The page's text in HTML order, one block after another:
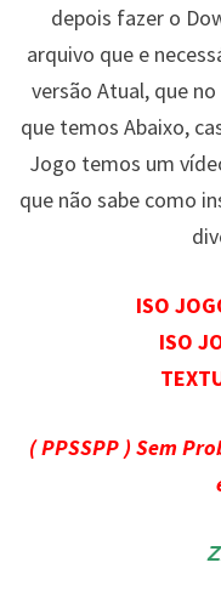
depois fazer o
arquivo que e
versão Atual, que
que temos Abaixo,
Jogo temos um
que não sabe como
ISO
ISO
( PPSSPP ) Sem